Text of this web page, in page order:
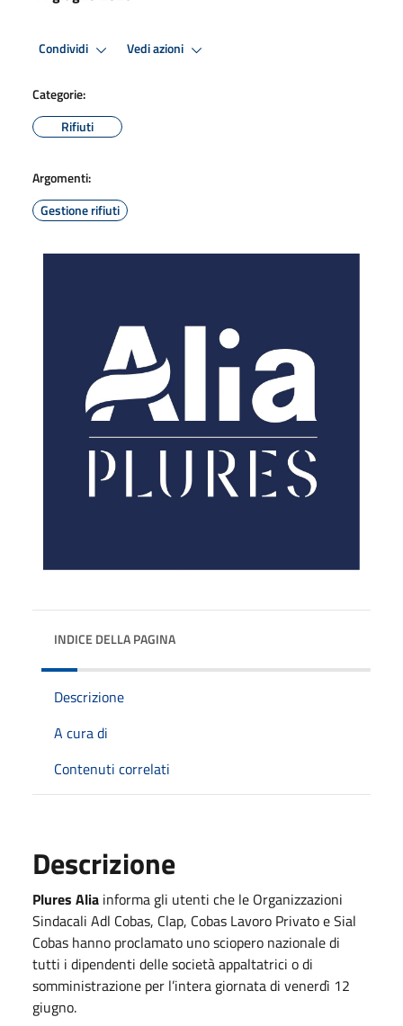
Condividi Vedi azioni
Categorie:
Rifiuti
Argomenti:
Gestione rifiuti
INDICE DELLA PAGINA
Descrizione
A cura di
Contenuti correlati
Descrizione
Plures Alia informa gli utenti che le Organizzazioni
Sindacali Adl Cobas, Clap, Cobas Lavoro Privato e Sial
Cobas hanno proclamato uno sciopero nazionale di
tutti i dipendenti delle società appaltatrici o di
somministrazione per l’intera giornata di venerdì 12
giugno.